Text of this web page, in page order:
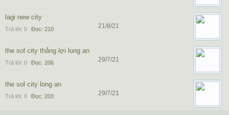
lagi new city
Trả lời: 0 Đọc: 210 21/8/21
the sol city thắng lợi long an
Trả lời: 0 Đọc: 206 29/7/21
the sol city long an
Trả lời: 0 Đọc: 203 29/7/21